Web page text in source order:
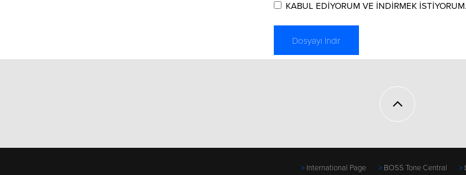
KABUL EDİYORUM VE İNDİRMEK İSTİYORUM.
International Page BOSS Tone Central